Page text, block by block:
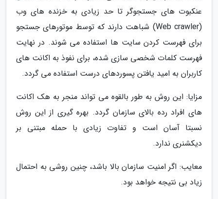
عنکبوت های جستجوگر تا حد زیادی به خزنده های وب
(Web crawler) شباهت دارند که توسط موتورهای جستجو
برای فهرست کردن سایت ها استفاده می شوند. در نهایت
فهرست کلمات شخصی سازی شده، برای نفوذ به اکانت های
کاربران به امید یافتن پسوردهای درست استفاده می گردد.
مزایا: این روش به طور بالقوه می تواند منجر به هک اکانت
های افراد رده بالای سازمان گردد. بهره گیری از این روش
نسبتا آسان است و تفاوت زیادی با حمله مبتنی بر
دیکشنری ندارد.
معایب: اگر امنیت سازمان بالا باشد، چنین روشی به احتمال
زیاد بی نتیجه خواهد بود.